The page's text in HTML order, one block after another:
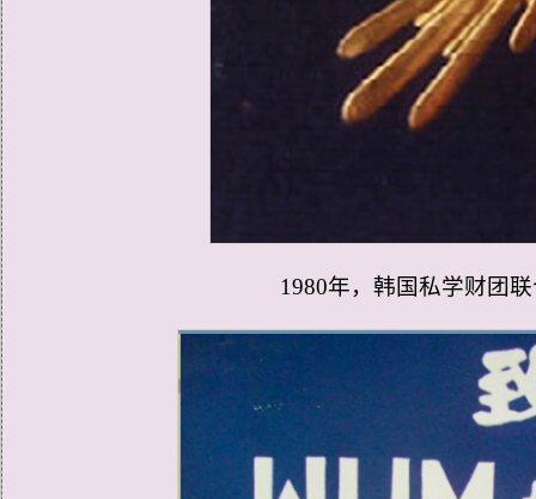
1980年，韩国私学财团